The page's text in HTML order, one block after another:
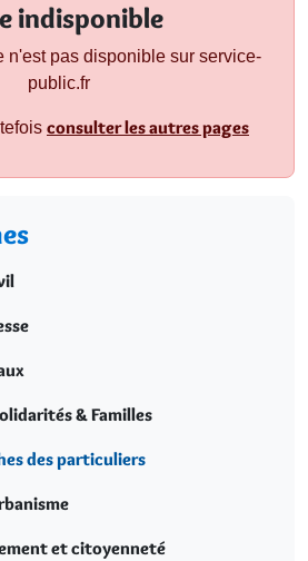
indisponible
n'est pas disponible sur service-
public.fr
consulter les autres pages
& Familles
des particuliers
et citoyenneté